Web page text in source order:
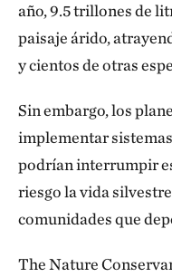
año, 9.5 trillones de
paisaje árido,
y cientos de otras
Sin embargo, los
implementar
podrían interrumpir
riesgo la vida
comunidades que
The Nature